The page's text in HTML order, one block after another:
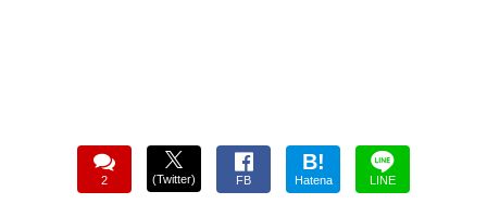
2 (Twitter) FB
B!
Hatena LINE